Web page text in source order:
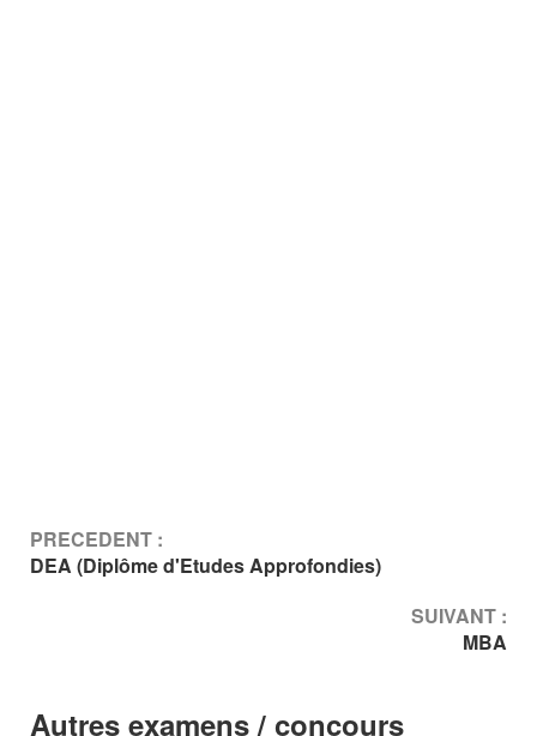
PRECEDENT :
DEA (Diplôme d'Etudes Approfondies)
SUIVANT :
MBA
Autres examens / concours